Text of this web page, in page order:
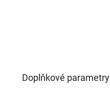
Doplňkové parametry